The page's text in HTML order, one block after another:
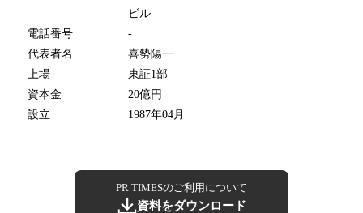
ビル
電話番号
-
代表者名
喜㔟陽一
上場
東証1部
資本金
20億円
設立
1987年04月
PR TIMESのご利用について
資料をダウンロード